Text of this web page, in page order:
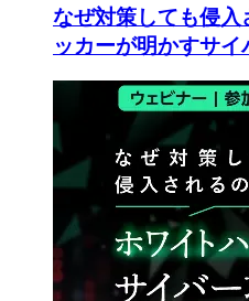
なぜ対策しても侵
ッカーが明かすサ